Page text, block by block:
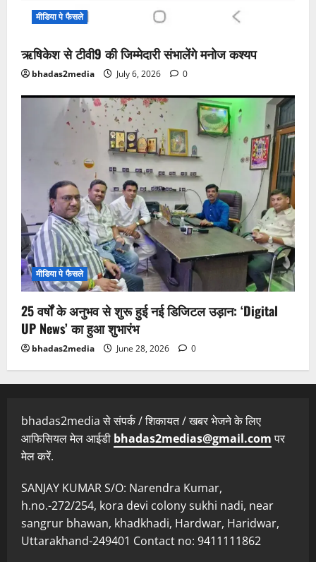
मीडिया पे फैसले
ऋषिकेश से टीवी9 की जिम्मेदारी संभालेंगे मनोज कश्यप
bhadas2media July 6, 2026 0
मीडिया पे फैसले
25 वर्षों के अनुभव से शुरू हुई नई डिजिटल उड़ान: ‘Digital
UP News’ का हुआ शुभारंभ
bhadas2media June 28, 2026 0
bhadas2media से संपर्क / शिकायत / खबर भेजने के लिए
आफिसियल मेल आईडी bhadas2medias@gmail.comपर
मेल करें.
SANJAY KUMAR S/O: Narendra Kumar,
h.no.-272/254, kora devi colony sukhi nadi, near
sangrur bhawan, khadkhadi, Hardwar, Haridwar,
Uttarakhand-249401 Contact no: 9411111862